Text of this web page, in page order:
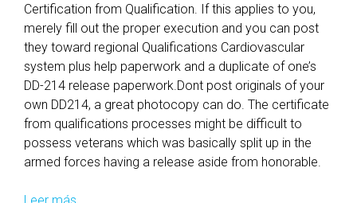
Certification from Qualification. If this applies to you,
merely fill out the proper execution and you can post
they toward regional Qualifications Cardiovascular
system plus help paperwork and a duplicate of one’s
DD-214 release paperwork.Dont post originals of your
own DD214, a great photocopy can do. The certificate
from qualifications processes might be difficult to
possess veterans which was basically split up in the
armed forces having a release aside from honorable.